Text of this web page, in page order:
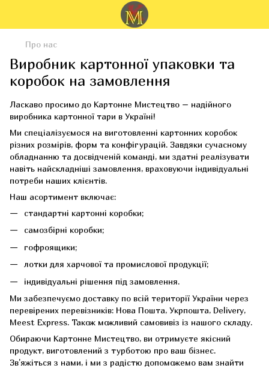
Про нас
Виробник картонної упаковки та
коробок на замовлення
Ласкаво просимо до Картонне Мистецтво – надійного
виробника картонної тари в Україні!
Ми спеціалізуємося на виготовленні картонних коробок
різних розмірів, форм та конфігурацій. Завдяки сучасному
обладнанню та досвідченій команді, ми здатні реалізувати
навіть найскладніші замовлення, враховуючи індивідуальні
потреби наших клієнтів.
Наш асортимент включає:
стандартні картонні коробки;
самозбірні коробки;
гофроящики;
лотки для харчової та промислової продукції;
індивідуальні рішення під замовлення.
Ми забезпечуємо доставку по всій території України через
перевірених перевізників: Нова Пошта, Укрпошта, Delivery,
Meest Express. Також можливий самовивіз із нашого складу.
Обираючи Картонне Мистецтво, ви отримуєте якісний
продукт, виготовлений з турботою про ваш бізнес.
Зв'яжіться з нами, і ми з радістю допоможемо вам знайти